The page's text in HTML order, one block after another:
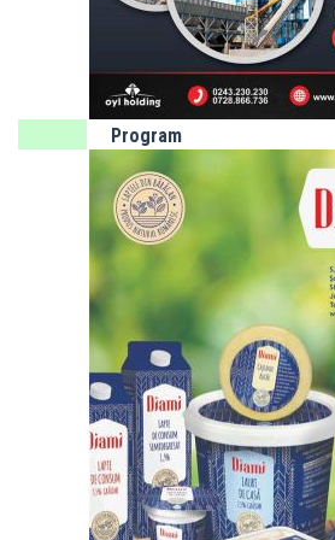
2026
SLOBOZIA:
Program
de gardă
farmacii -
luna
AUGUST
Adaugă
obiectiv.net
ca sursă
preferată
pe Google